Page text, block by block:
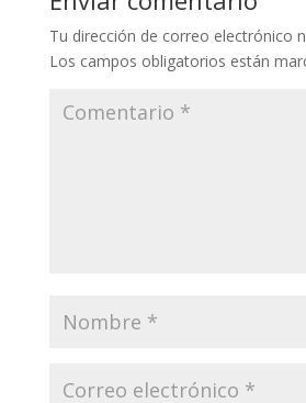
Tu dirección de correo electrónico
Los campos obligatorios están